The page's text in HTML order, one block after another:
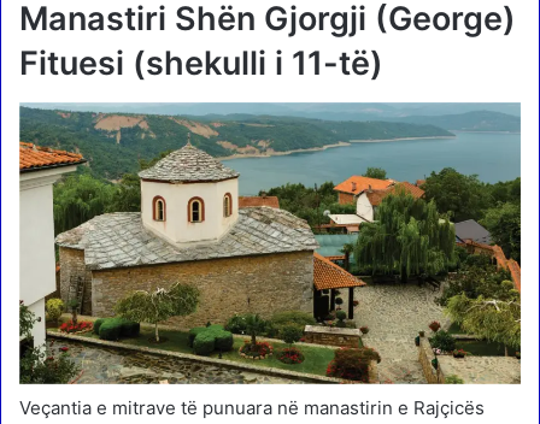
Manastiri Shën Gjorgji (George)
Fituesi (shekulli i 11-të)
Veçantia e mitrave të punuara në manastirin e Rajçicës